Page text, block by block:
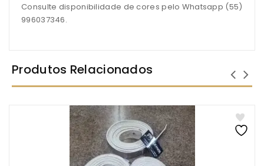
Consulte disponibilidade de cores pelo Whatsapp (55)
996037346.
Produtos Relacionados